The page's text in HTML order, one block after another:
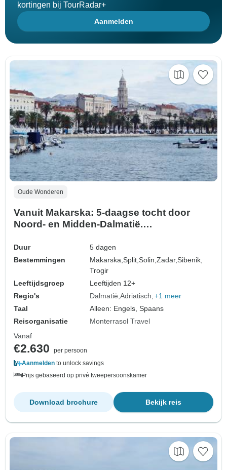
kortingen bij TourRadar+
Aanmelden
Oude Wonderen
Vanuit Makarska: 5-daagse tocht door
Noord- en Midden-Dalmatië.
kust! Bezoek Zadar, Sibenik, Split, Trogir
en meer! UNESCO plaatsen. Oude
ommuurde steden. Volop geschiedenis,
Venetiaanse architectuur en schilderach…
Duur
5 dagen
Bestemmingen
Makarska,Split,Solin,Zadar,Sibenik,
Trogir
Leeftijdsgroep
Leeftijden 12+
Regio's
Dalmatië Adriatisch +1 meer
Taal
Alleen: Engels, Spaans
Reisorganisatie
Monterrasol Travel
Vanaf
€2.630
per persoon
Aanmelden to unlock savings
Prijs gebaseerd op privé tweepersoonskamer
Bekijk reis
Download brochure